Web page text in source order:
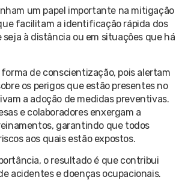
um papel importante na mitigação
facilitam a identificação rápida dos
seja à distância ou em situações que há
de conscientização, pois alertam
os perigos que estão presentes no
a adoção de medidas preventivas.
e colaboradores enxergam a
garantindo que todos
aos quais estão expostos.
o resultado é que contribui
acidentes e doenças ocupacionais.